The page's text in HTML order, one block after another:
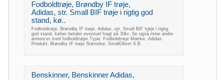
Fodboldtrøje, Brøndby IF trøje,
Adidas, str. Small BIF trøje i rigtig god
stand, kø..
Fodboldtrøje, Brøndby IF trøje, Adidas, str. Small BIF trøje i rigtig
god stand, køber betaler eventuel fragt på 30kr. Se også mine andre
annoncer med fodboldtrøjer.Type: Fodboldtrøje Mærke: Adidas
Produkt: Brøndby IF trøje Størrelse: SmallOliver S.B
Benskinner, Benskinner Adidas,